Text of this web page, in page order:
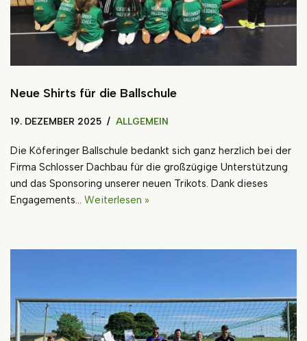
Neue Shirts für die Ballschule
19. DEZEMBER 2025 ALLGEMEIN
Die Köferinger Ballschule bedankt sich ganz herzlich bei der
Firma Schlosser Dachbau für die großzügige Unterstützung
und das Sponsoring unserer neuen Trikots. Dank dieses
Engagements… Weiterlesen »